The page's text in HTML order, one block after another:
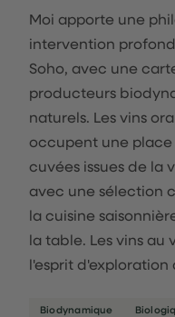
Moi apporte une
intervention
Soho, avec une
producteurs
naturels. Les vins
occupent une
cuvées issues de
avec une sélection
la cuisine
la table. Les vins
l'esprit d'exploration
Biodynamique